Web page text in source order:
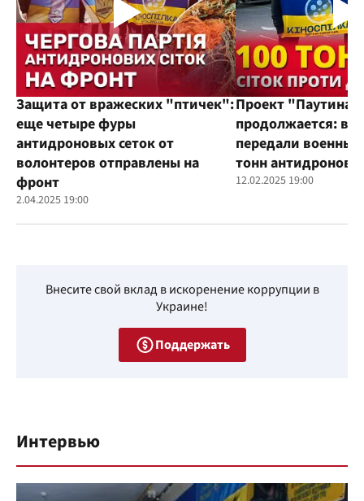
Защита от вражеских "птичек":
еще четыре фуры
антидроновых сеток от
волонтеров отправлены на
фронт
2.04.2025 19:00
Проект "Паутина"
продолжается:
передали
тонн
12.02.2025 19:00
Внесите свой вклад в искоренение коррупции в
Украине!
Поддержать
Интервью